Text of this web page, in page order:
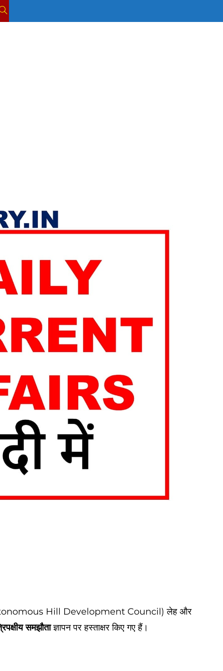
Hill Development Council) लेह और
समझौताज्ञापन पर हस्ताक्षर किए गए हैं।